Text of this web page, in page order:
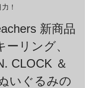
力！
新商品
ーリング、
CLOCK ＆
いぐるみの